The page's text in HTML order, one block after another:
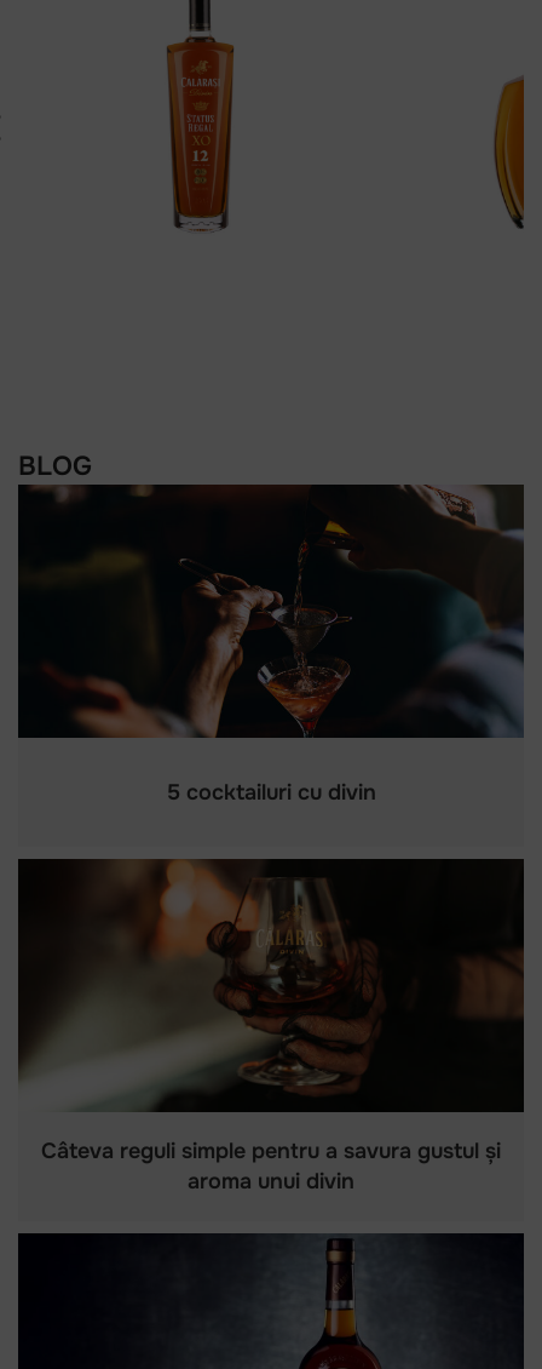
BLOG
5 cocktailuri cu divin
Câteva reguli simple pentru a savura gustul și
aroma unui divin